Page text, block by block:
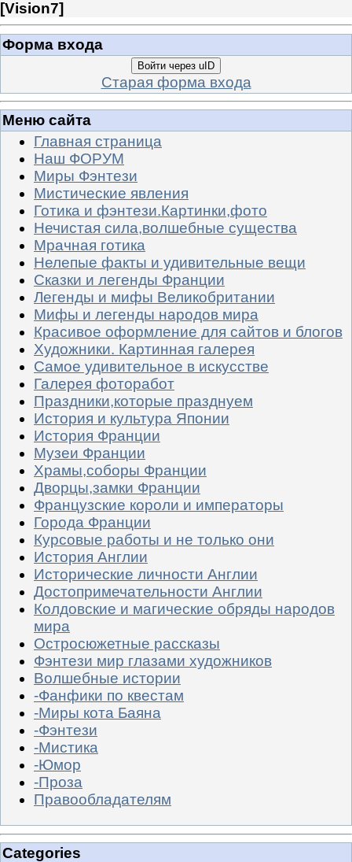
[Vision7]
Форма входа
Войти через uID
Старая форма входа
Меню сайта
Главная страница
Наш ФОРУМ
Миры Фэнтези
Мистические явления
Готика и фэнтези.Картинки,фото
Нечистая сила,волшебные существа
Мрачная готика
Нелепые факты и удивительные вещи
Сказки и легенды Франции
Легенды и мифы Великобритании
Мифы и легенды народов мира
Красивое оформление для сайтов и блогов
Художники. Картинная галерея
Самое удивительное в искусстве
Галерея фоторабот
Праздники,которые празднуем
История и культура Японии
История Франции
Музеи Франции
Храмы,соборы Франции
Дворцы,замки Франции
Французские короли и императоры
Города Франции
Курсовые работы и не только они
История Англии
Исторические личности Англии
Достопримечательности Англии
Колдовские и магические обряды народов
мира
Остросюжетные рассказы
Фэнтези мир глазами художников
Волшебные истории
-Фанфики по квестам
-Миры кота Баяна
-Фэнтези
-Мистика
-Юмор
-Проза
Правообладателям
Categories